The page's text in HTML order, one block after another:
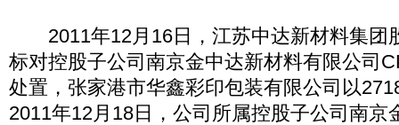
2011年12月16日，江苏中达新材料集团
标对控股子公司南京金中达新材料有限公司
处置，张家港市华鑫彩印包装有限公司以
2011年12月18日，公司所属控股子公司南京